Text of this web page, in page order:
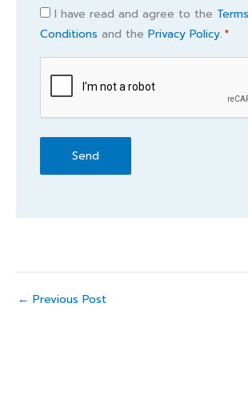
Consent
*
I have read and agree to the
Conditions and the Privacy Policy. *
← Previous Post